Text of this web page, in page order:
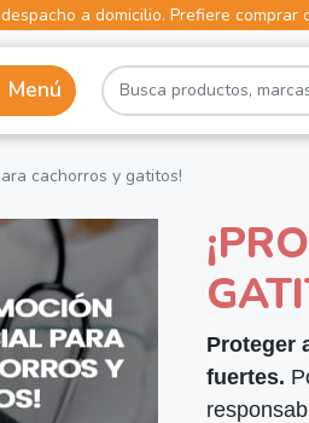
a domicilio. Prefiere
cachorros y gatitos!
Proteger
fuertes.